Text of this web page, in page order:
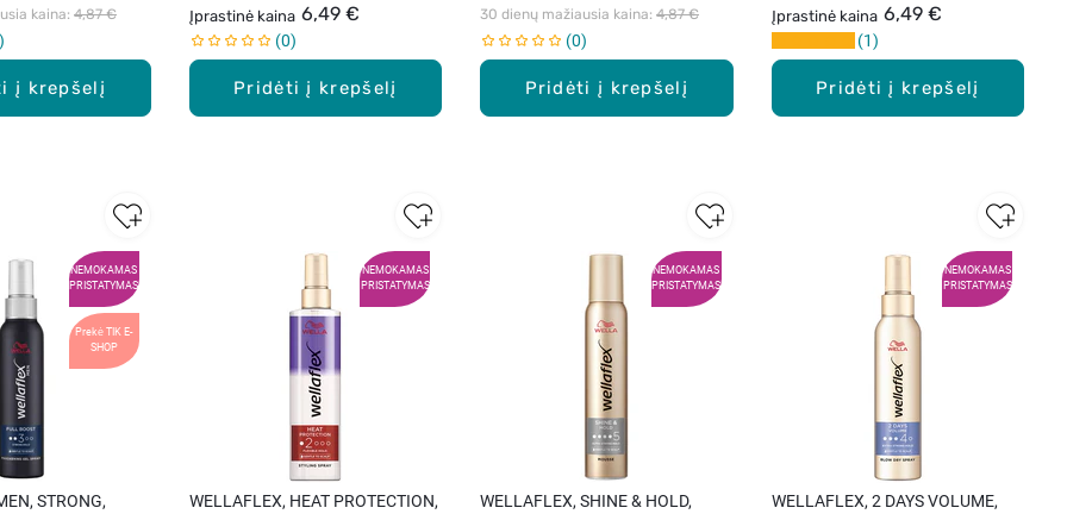
į krepšelį
kaina: 4,87 €
Pridėti į krepšelį
Įprastinė kaina 6,49 €
0
Pridėti į krepšelį
30 dienų mažiausia kaina: 4,87 €
0
Pridėti į krepšelį
Įprastinė kaina 6,49 €
1
NEMOKAMAS
PRISTATYMAS
Prekė TIK E-
SHOP
STRONG,
NEMOKAMAS
PRISTATYMAS
WELLAFLEX, HEAT PROTECTION,
NEMOKAMAS
PRISTATYMAS
WELLAFLEX, SHINE & HOLD,
NEMOKAMAS
PRISTATYMAS
WELLAFLEX, 2 DAYS VOLUME,